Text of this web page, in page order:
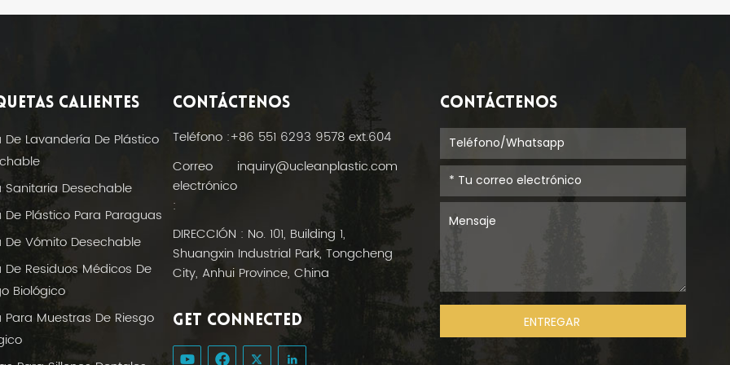
CALIENTES
De Lavandería De Plástico
Sanitaria Desechable
De Plástico Para Paraguas
De Vómito Desechable
De Residuos Médicos De
Biológico
Para Muestras De Riesgo
CONTÁCTENOS
Teléfono :+86 551 6293 9578 ext.604
Correo
electrónico
:
inquiry@ucleanplastic.com
DIRECCIÓN : No. 101, Building 1,
Shuangxin Industrial Park, Tongcheng
City, Anhui Province, China
GET CONNECTED
CONTÁCTENOS
ENTREGAR